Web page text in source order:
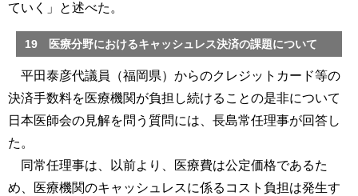
ていく」と述べた。
19 医療分野におけるキャッシュレス決済の課題について
平田泰彦代議員（福岡県）からのクレジットカード等の
決済手数料を医療機関が負担し続けることの是非について
日本医師会の見解を問う質問には、長島常任理事が回答し
た。
同常任理事は、以前より、医療費は公定価格であるた
め、医療機関のキャッシュレスに係るコスト負担は発生す